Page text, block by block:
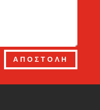
ΑΠΟΣΤΟΛΗ